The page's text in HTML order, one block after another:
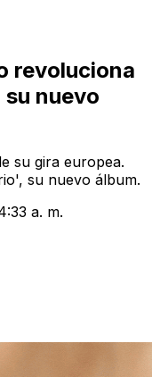
revoluciona
nuevo
su gira europea.
su nuevo álbum.
a. m.